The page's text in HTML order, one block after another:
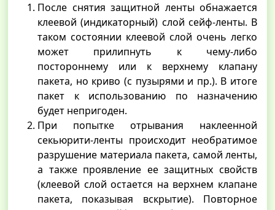
После снятия защитной ленты обнажается
клеевой (индикаторный) слой сейф-ленты. В
таком состоянии клеевой слой очень легко
может прилипнуть к чему-либо
постороннему или к верхнему клапану
пакета, но криво (с пузырями и пр.). В итоге
пакет к использованию по назначению
будет непригоден.
При попытке отрывания наклеенной
секьюрити-ленты происходит необратимое
разрушение материала пакета, самой ленты,
а также проявление ее защитных свойств
(клеевой слой остается на верхнем клапане
пакета, показывая вскрытие). Повторное